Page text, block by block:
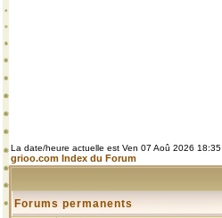
La date/heure actuelle est Ven 07 Aoû 2026 18:35
grioo.com Index du Forum
Forums permanents